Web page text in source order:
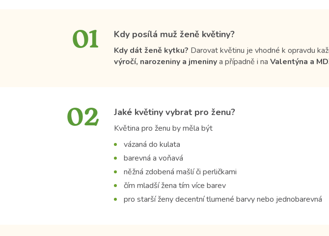
01 Kdy posílá muž ženě květiny?
Kdy dát ženě kytku? Darovat květinu je vhodné k opravdu
výročí, narozeniny a jmeninya případně i na Valentýna a
02 Jaké květiny vybrat pro ženu?
Květina pro ženu by měla být
vázaná do kulata
barevná a voňavá
něžná zdobená mašlí či perličkami
čím mladší žena tím více barev
pro starší ženy decentní tlumené barvy nebo jednobarevná